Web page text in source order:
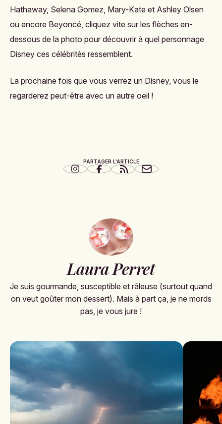
Hathaway, Selena Gomez, Mary-Kate et Ashley Olsen
ou encore Beyoncé, cliquez vite sur les flèches en-
dessous de la photo pour découvrir à quel personnage
Disney ces célébrités ressemblent.
La prochaine fois que vous verrez un Disney, vous le
regarderez peut-être avec un autre oeil !
PARTAGER L'ARTICLE
Laura Perret
Je suis gourmande, susceptible et râleuse (surtout quand
on veut goûter mon dessert). Mais à part ça, je ne mords
pas, je vous jure !